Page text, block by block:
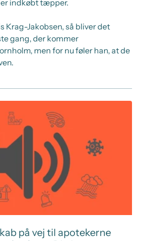
indkøbt tæpper.
Krag-Jakobsen, så bliver det
gang, der kommer
men for nu føler han, at de
på vej til apotekerne